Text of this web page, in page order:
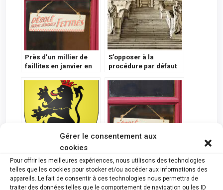
Gérer le consentement aux
cookies
Pour offrir les meilleures expériences, nous utilisons des technologies
telles que les cookies pour stocker et/ou accéder aux informations des
appareils. Le fait de consentir à ces technologies nous permettra de
traiter des données telles que le comportement de navigation ou les ID
Près d’un millier de
faillites en janvier en
S’opposer à la
procédure par défaut
Namur : Faillites du 5
Avril 2023
Genval, Court-Saint-
Étienne, Chaumont-
Gistoux: les faillites de